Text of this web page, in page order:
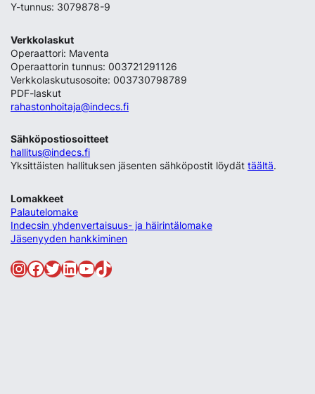
Y-tunnus: 3079878-9
Verkkolaskut
Operaattori: Maventa
Operaattorin tunnus: 003721291126
Verkkolaskutusosoite: 003730798789
PDF-laskut
rahastonhoitaja@indecs.fi
Sähköpostiosoitteet
hallitus@indecs.fi
Yksittäisten hallituksen jäsenten sähköpostit löydättäältä.
Lomakkeet
Palautelomake
Indecsin yhdenvertaisuus- ja häirintälomake
Jäsenyyden hankkiminen
InstagramFacebook Twitter LinkedIn YouTube TikTok